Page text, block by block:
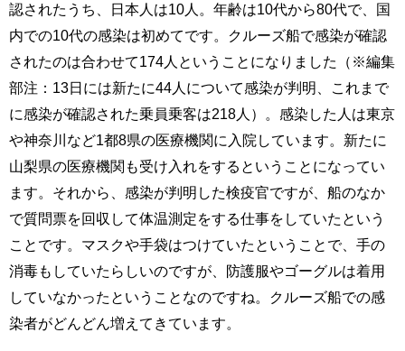
認されたうち、日本人は10人。年齢は10代から80代で、国
内での10代の感染は初めてです。クルーズ船で感染が確認
されたのは合わせて174人ということになりました（※編集
部注：13日には新たに44人について感染が判明、これまで
に感染が確認された乗員乗客は218人）。感染した人は東京
や神奈川など1都8県の医療機関に入院しています。新たに
山梨県の医療機関も受け入れをするということになってい
ます。それから、感染が判明した検疫官ですが、船のなか
で質問票を回収して体温測定をする仕事をしていたという
ことです。マスクや手袋はつけていたということで、手の
消毒もしていたらしいのですが、防護服やゴーグルは着用
していなかったということなのですね。クルーズ船での感
染者がどんどん増えてきています。